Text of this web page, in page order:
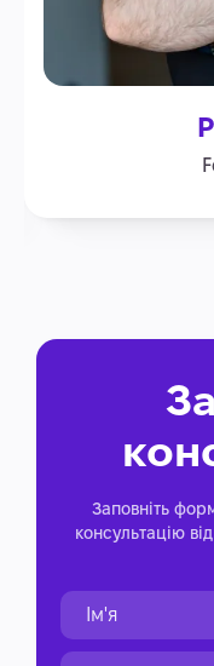
Заповніть
консультацію